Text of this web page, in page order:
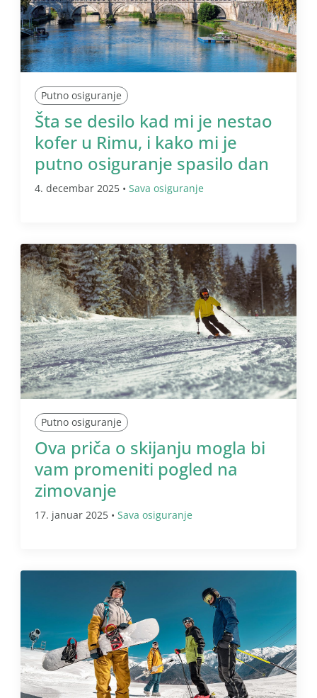
Putno osiguranje
Šta se desilo kad mi je nestao
kofer u Rimu, i kako mi je
putno osiguranje spasilo dan
4. decembar 2025 • Sava osiguranje
Putno osiguranje
Ova priča o skijanju mogla bi
vam promeniti pogled na
zimovanje
17. januar 2025 • Sava osiguranje